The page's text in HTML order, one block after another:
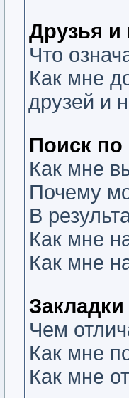
Друзья и
Что
Как мне
друзей и
Поиск
Как мне
Почему
В
Как мне
Как мне
Чем
Как мне
Как мне